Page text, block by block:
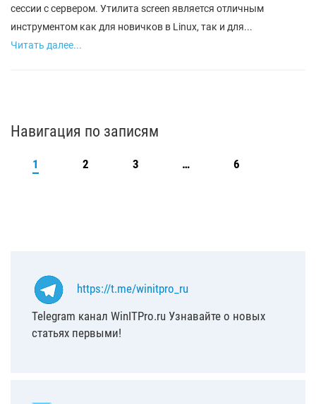
сессии с сервером. Утилита screen является отличным
инструментом как для новичков в Linux, так и для...
Читать далее...
Навигация по записям
1 2 3 … 6
https://t.me/winitpro_ru
Telegram канал WinITPro.ru Узнавайте о новых
статьях первыми!